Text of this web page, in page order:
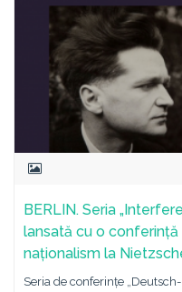
BERLIN. Seria
lansată cu o
naționalism la
Seria de conferințe